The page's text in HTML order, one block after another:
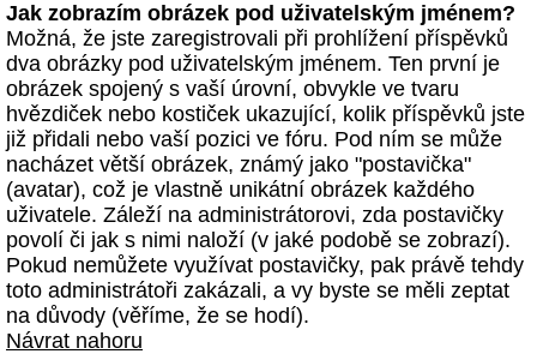
Jak zobrazím obrázek pod uživatelským jménem?
Možná, že jste zaregistrovali při prohlížení příspěvků
dva obrázky pod uživatelským jménem. Ten první je
obrázek spojený s vaší úrovní, obvykle ve tvaru
hvězdiček nebo kostiček ukazující, kolik příspěvků jste
již přidali nebo vaší pozici ve fóru. Pod ním se může
nacházet větší obrázek, známý jako "postavička"
(avatar), což je vlastně unikátní obrázek každého
uživatele. Záleží na administrátorovi, zda postavičky
povolí či jak s nimi naloží (v jaké podobě se zobrazí).
Pokud nemůžete využívat postavičky, pak právě tehdy
toto administrátoři zakázali, a vy byste se měli zeptat
na důvody (věříme, že se hodí).
Návrat nahoru